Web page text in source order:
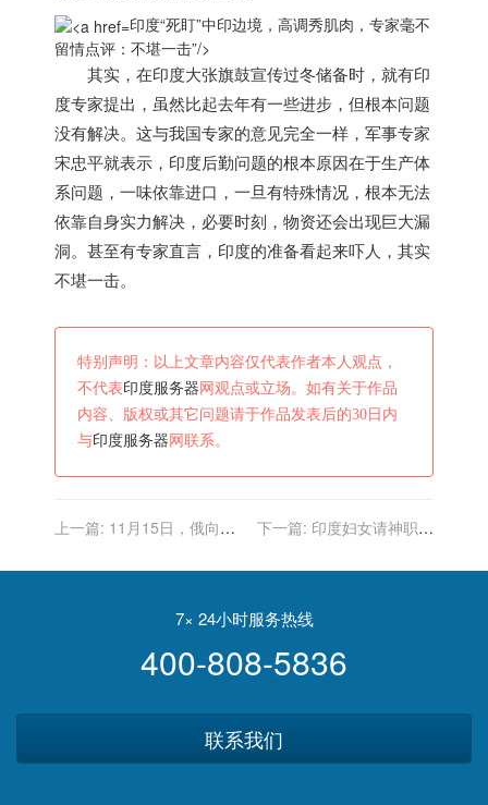
印度“死盯”中印边境，高调秀肌肉，专家毫不
留情点评：不堪一击”/>
其实，在印度大张旗鼓宣传过冬储备时，就有印
度专家提出，虽然比起去年有一些进步，但根本问题
没有解决。这与我国专家的意见完全一样，军事专家
宋忠平就表示， 印度后勤问题的根本原因在于生产体
系问题，一味依靠进口，一旦有特殊情况，根本无法
依靠自身实力解决，必要时刻，物资还会出现巨大漏
洞。甚至有专家直言， 印度的准备看起来吓人，其实
不堪一击。
特别声明：以上文章内容仅代表作者本人观点，
不代表印度服务器 网观点或立场。如有关于作品
内容、版权或其它问题请于作品发表后的30日内
与印度服务器 网联系。
上一篇: 11月15日，俄向印
报，波兰逮捕俄记者
下一篇: 印度妇女请神职人
员会主席曾公开反对
7× 24小时服务热线
400-808-5836
联系我们